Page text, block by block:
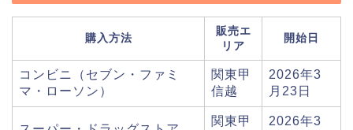
購入方法
販売エ
リア
開始日
コンビニ（セブン・ファミ
マ・ローソン）
関東甲
信越
2026年3
月23日
関東甲
2026年3